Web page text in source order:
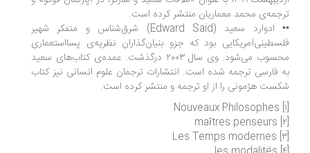
محمد معماریان منتشر کرده است.
•• ادوارد سعید (Edward Said) شرق‌شناس و متفکر شهیر
بود که جزو بنیان‌گذاران نظریه‌ی پسااستعماری
محسوب می‌شود. وی سال ۲۰۰۳ درگذشت. عمده‌ی کتاب‌های سعید
فارسی ترجمه شده است. انتشارات ترجمان علوم انسانی نیز کتاب
هژمونی را از او ترجمه و منتشر کرده است.